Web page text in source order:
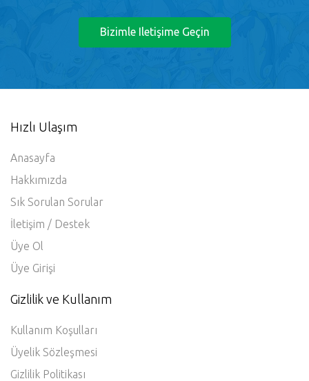
Bizimle Iletişime Geçin
Hızlı Ulaşım
Anasayfa
Hakkımızda
Sık Sorulan Sorular
İletişim / Destek
Üye Ol
Üye Girişi
Gizlilik ve Kullanım
Kullanım Koşulları
Üyelik Sözleşmesi
Gizlilik Politikası